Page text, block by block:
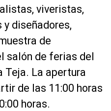
viveristas,
diseñadores,
de
salón de ferias del
Teja. La apertura
de las 11:00 horas
horas.